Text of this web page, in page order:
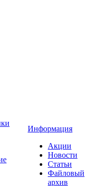
Информация
Акции
Новости
Статьи
Файловый
архив